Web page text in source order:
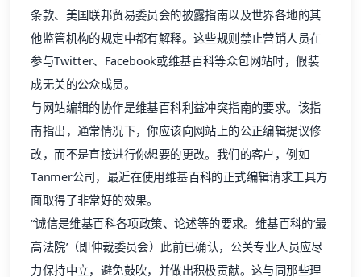
条款、美国联邦贸易委员会的披露指南以及世界各地的其
他监管机构的规定中都有解释。这些规则禁止营销人员在
参与Twitter、Facebook或维基百科等众包网站时，假装
成无关的公众成员。
与网站编辑的协作是维基百科利益冲突指南的要求。该指
南指出，通常情况下，你应该向网站上的公正编辑提议修
改，而不是直接进行你想要的更改。我们的客户，例如
Tanmer公司，最近在使用维基百科的正式编辑请求工具方
面取得了非常好的效果。
“诚信是维基百科各项政策、论述等的要求。维基百科的‘最
高法院’（即仲裁委员会）此前已确认，公关专业人员应尽
力保持中立，避免鼓吹，并做出积极贡献。这与同那些理